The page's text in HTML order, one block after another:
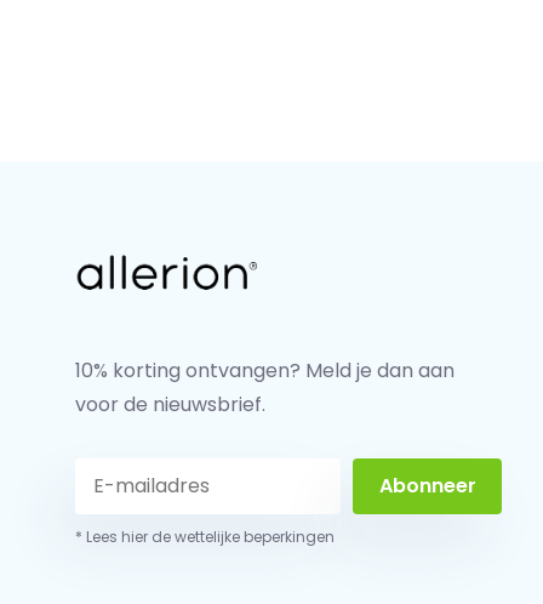
10% korting ontvangen? Meld je dan aan
voor de nieuwsbrief.
Abonneer
* Lees hier de wettelijke beperkingen